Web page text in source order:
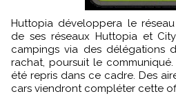
Huttopia développera le réseau OnlyCamp en parallèle
de ses réseaux Huttopia et
campings via des délégations
rachat, poursuit le
été repris dans ce cadre. Des
cars viendront compléter cette